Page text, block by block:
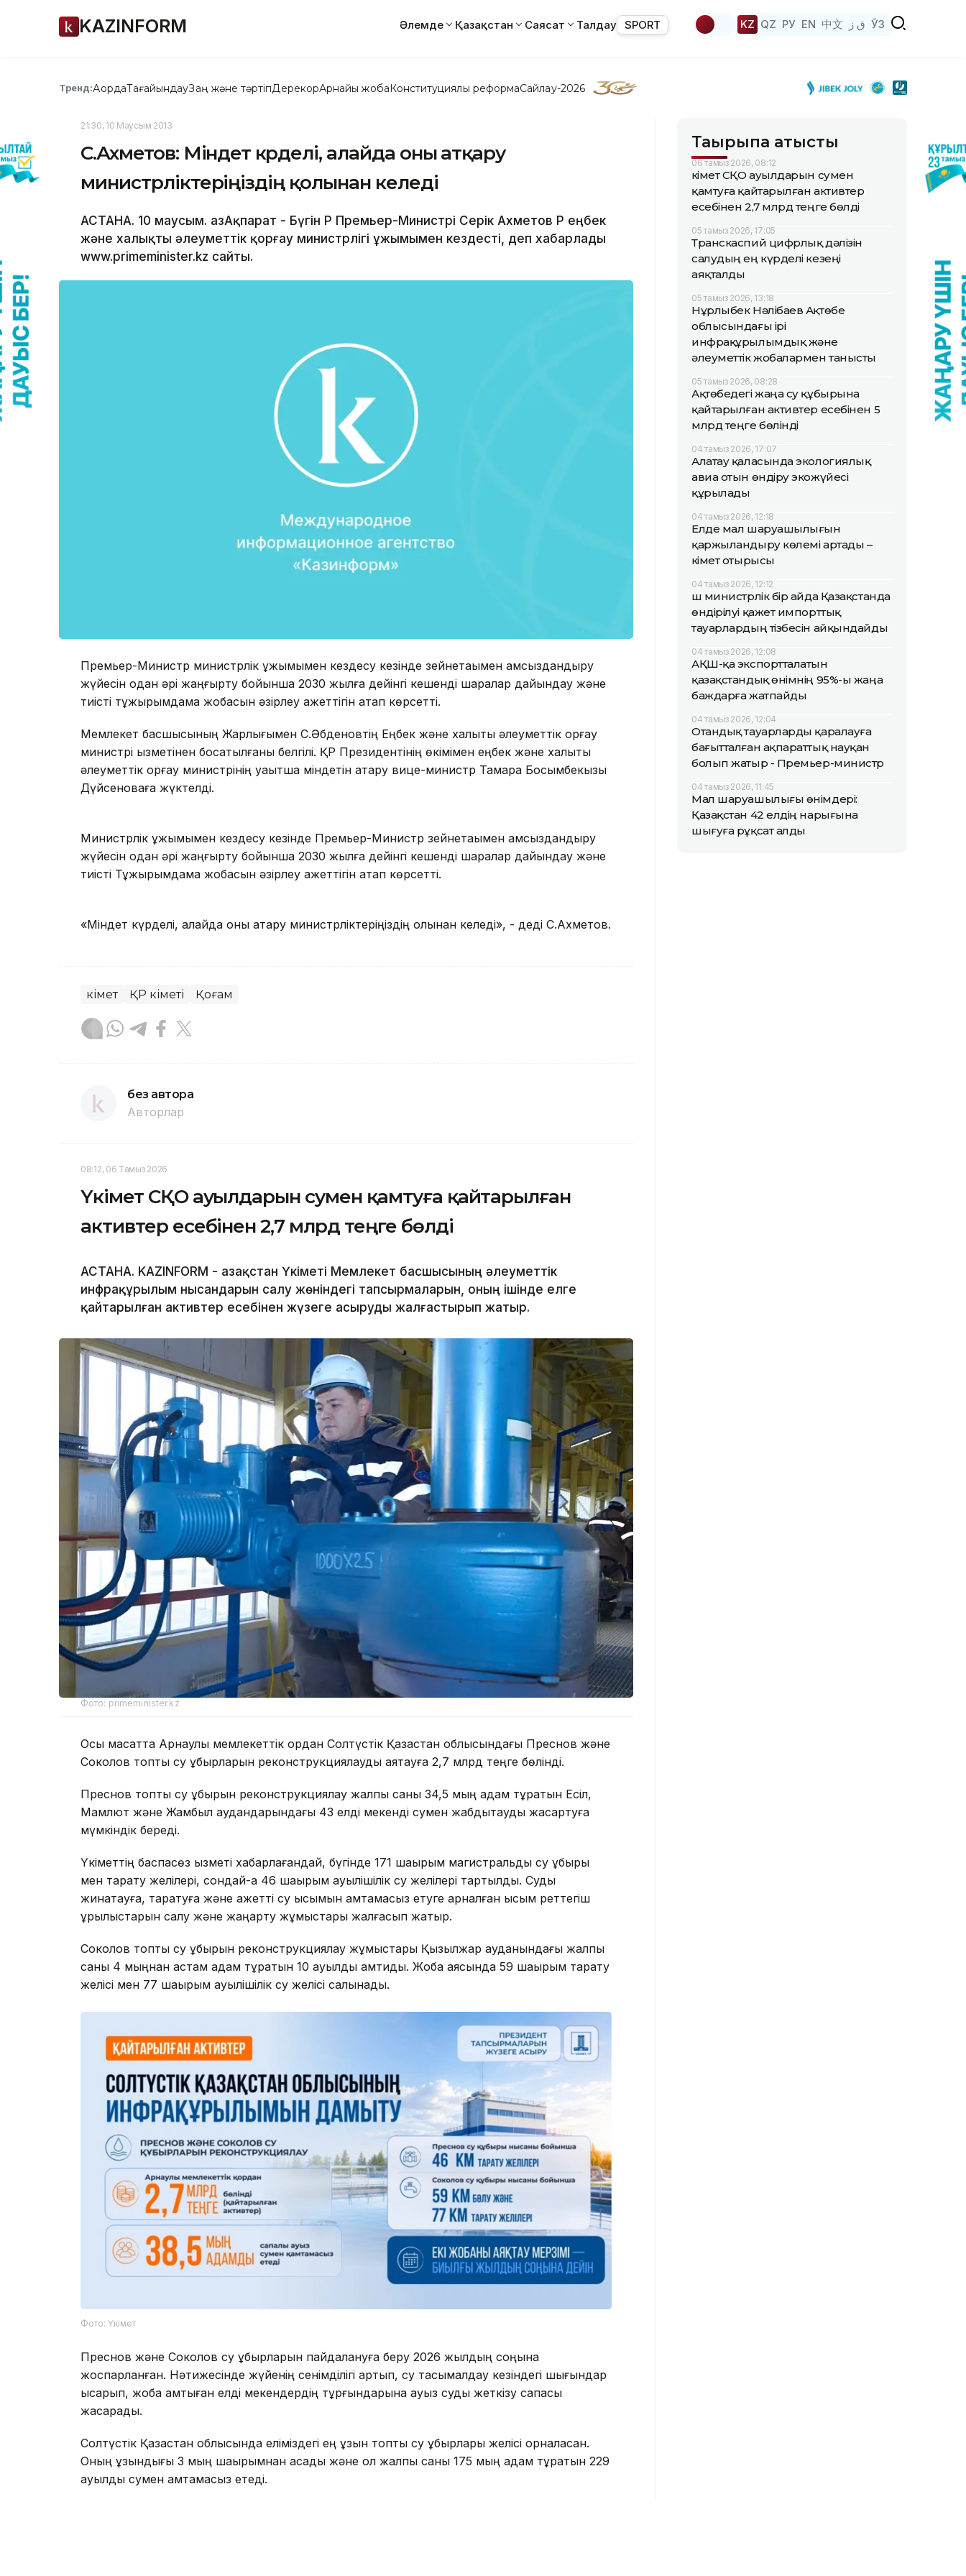
KAZINFORM Әлемде Қазақстан Саясат Талдау SPORT KZ QZ РУ EN 中文 ق ز ЎЗ
Тренд:АқордаТағайындауЗаң және тәртіпДерекқорАрнайы жобаКонституциялық реформаСайлау-2026
21:30, 10 Маусым 2013
С.Ахметов: Міндет күрделі, алайда оны атқару
министрліктеріңіздің қолынан келеді
АСТАНА. 10 маусым. ҚазАқпарат - Бүгін ҚР Премьер-Министрі Серік Ахметов ҚР еңбек
және халықты әлеуметтік қорғау министрлігі ұжымымен кездесті, деп хабарлады
www.primeminister.kz сайты.
Премьер-Министр министрлік ұжымымен кездесу кезінде зейнетақымен қамсыздандыру
жүйесін одан әрі жаңғырту бойынша 2030 жылға дейінгі кешенді шаралар дайындау және
тиісті тұжырымдама жобасын әзірлеу қажеттігін атап көрсетті.
Мемлекет басшысының Жарлығымен С.Әбденовтің Еңбек және халықты әлеуметтік қорғау
министрі қызметінен босатылғаны белгілі. ҚР Президентінің өкімімен еңбек және халықты
әлеуметтік қорғау министрінің уақытша міндетін атқару вице-министр Тамара Босымбекқызы
Дүйсеноваға жүктелді.
Министрлік ұжымымен кездесу кезінде Премьер-Министр зейнетақымен қамсыздандыру
жүйесін одан әрі жаңғырту бойынша 2030 жылға дейінгі кешенді шаралар дайындау және
тиісті Тұжырымдама жобасын әзірлеу қажеттігін атап көрсетті.
«Міндет күрделі, алайда оны атқару министрліктеріңіздің қолынан келеді», - деді С.Ахметов.
Үкімет ҚР Үкіметі Қоғам
без автора
Авторлар
08:12, 06 Тамыз 2026
Үкімет СҚО ауылдарын сумен қамтуға қайтарылған
активтер есебінен 2,7 млрд теңге бөлді
АСТАНА. KAZINFORM - Қазақстан Үкіметі Мемлекет басшысының әлеуметтік
инфрақұрылым нысандарын салу жөніндегі тапсырмаларын, оның ішінде елге
қайтарылған активтер есебінен жүзеге асыруды жалғастырып жатыр.
Фото: primeminister.kz
Осы мақсатта Арнаулы мемлекеттік қордан Солтүстік Қазақстан облысындағы Преснов және
Соколов топтық су құбырларын реконструкциялауды аяқтауға 2,7 млрд теңге бөлінді.
Преснов топтық су құбырын реконструкциялау жалпы саны 34,5 мың адам тұратын Есіл,
Мамлют және Жамбыл аудандарындағы 43 елді мекенді сумен жабдықтауды жақсартуға
мүмкіндік береді.
Үкіметтің баспасөз қызметі хабарлағандай, бүгінде 171 шақырым магистральдық су құбыры
мен тарату желілері, сондай-ақ 46 шақырым ауылішілік су желілері тартылды. Суды
жинақтауға, таратуға және қажетті су қысымын қамтамасыз етуге арналған қысым реттегіш
құрылыстарын салу және жаңарту жұмыстары жалғасып жатыр.
Соколов топтық су құбырын реконструкциялау жұмыстары Қызылжар ауданындағы жалпы
саны 4 мыңнан астам адам тұратын 10 ауылды қамтиды. Жоба аясында 59 шақырым тарату
желісі мен 77 шақырым ауылішілік су желісі салынады.
Фото: Үкімет
Преснов және Соколов су құбырларын пайдалануға беру 2026 жылдың соңына
жоспарланған. Нәтижесінде жүйенің сенімділігі артып, су тасымалдау кезіндегі шығындар
қысқарып, жоба қамтыған елді мекендердің тұрғындарына ауыз суды жеткізу сапасы
жақсарады.
Солтүстік Қазақстан облысында еліміздегі ең ұзын топтық су құбырлары желісі орналасқан.
Оның ұзындығы 3 мың шақырымнан асады және ол жалпы саны 175 мың адам тұратын 229
ауылды сумен қамтамасыз етеді.
Тақырыпқа қатысты
06 тамыз 2026, 08:12
Үкімет СҚО ауылдарын сумен
қамтуға қайтарылған активтер
есебінен 2,7 млрд теңге бөлді
05 тамыз 2026, 17:05
Транскаспий цифрлық дәлізін
салудың ең күрделі кезеңі
аяқталды
05 тамыз 2026, 13:18
Нұрлыбек Нәлібаев Ақтөбе
облысындағы ірі
инфрақұрылымдық және
әлеуметтік жобалармен танысты
05 тамыз 2026, 08:28
Ақтөбедегі жаңа су құбырына
қайтарылған активтер есебінен 5
млрд теңге бөлінді
04 тамыз 2026, 17:07
Алатау қаласында экологиялық
авиа отын өндіру экожүйесі
құрылады
04 тамыз 2026, 12:18
Елде мал шаруашылығын
қаржыландыру көлемі артады –
Үкімет отырысы
04 тамыз 2026, 12:12
Үш министрлік бір айда Қазақстанда
өндірілуі қажет импорттық
тауарлардың тізбесін айқындайды
04 тамыз 2026, 12:08
АҚШ-қа экспортталатын
қазақстандық өнімнің 95%-ы жаңа
баждарға жатпайды
04 тамыз 2026, 12:04
Отандық тауарларды қаралауға
бағытталған ақпараттық науқан
болып жатыр - Премьер-министр
04 тамыз 2026, 11:45
Мал шаруашылығы өнімдері:
Қазақстан 42 елдің нарығына
шығуға рұқсат алды